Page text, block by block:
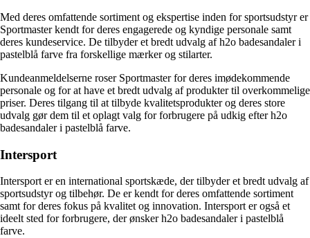
Med deres omfattende sortiment og ekspertise inden for sportsudstyr er
Sportmaster kendt for deres engagerede og kyndige personale samt
deres kundeservice. De tilbyder et bredt udvalg af h2o badesandaler i
pastelblå farve fra forskellige mærker og stilarter.
Kundeanmeldelserne roser Sportmaster for deres imødekommende
personale og for at have et bredt udvalg af produkter til overkommelige
priser. Deres tilgang til at tilbyde kvalitetsprodukter og deres store
udvalg gør dem til et oplagt valg for forbrugere på udkig efter h2o
badesandaler i pastelblå farve.
Intersport
Intersport er en international sportskæde, der tilbyder et bredt udvalg af
sportsudstyr og tilbehør. De er kendt for deres omfattende sortiment
samt for deres fokus på kvalitet og innovation. Intersport er også et
ideelt sted for forbrugere, der ønsker h2o badesandaler i pastelblå
farve.